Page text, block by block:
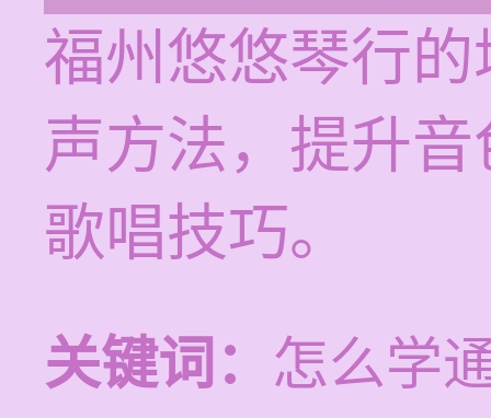
福州悠悠琴行
声方法，提升
歌唱技巧。
关键词： 怎么学